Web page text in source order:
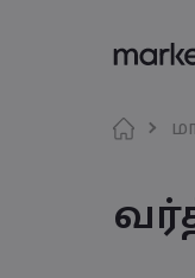
German